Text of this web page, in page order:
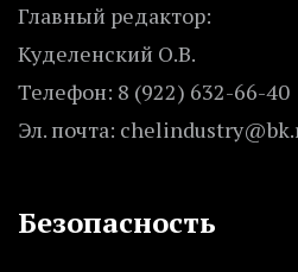
Главный редактор:
Куделенский О.В.
Телефон: 8 (922) 632-66-40
Эл. почта:
Безопасность